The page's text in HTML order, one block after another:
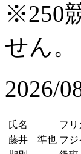
※250
せん。
2026/
氏名 フリ
藤井 準也 フ